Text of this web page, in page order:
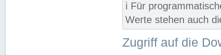
ℹ️ Für
Werte stehen auch
Zugriff auf die